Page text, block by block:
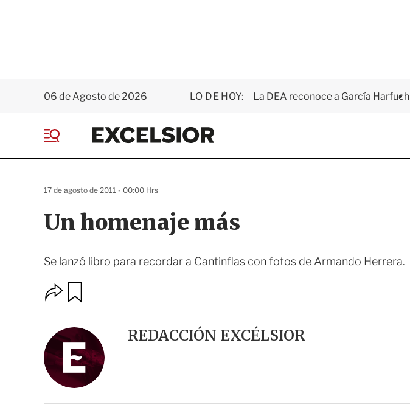
06 de Agosto de 2026 LO DE HOY: La DEA reconoce a García Harfuch
E
x
e
r
e
Un homenaje más
Se lanzó libro para recordar a Cantinflas con fotos de Armando Herrera.
17 de agosto de 2011 - 00:00 Hrs
O
p
o
n
e
c
d
a
r
REDACCIÓN EXCÉLSIOR